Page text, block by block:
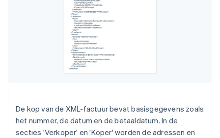
De kop van de XML-factuur bevat basisgegevens zoals
het nummer, de datum en de betaaldatum. In de
secties 'Verkoper' en 'Koper' worden de adressen en